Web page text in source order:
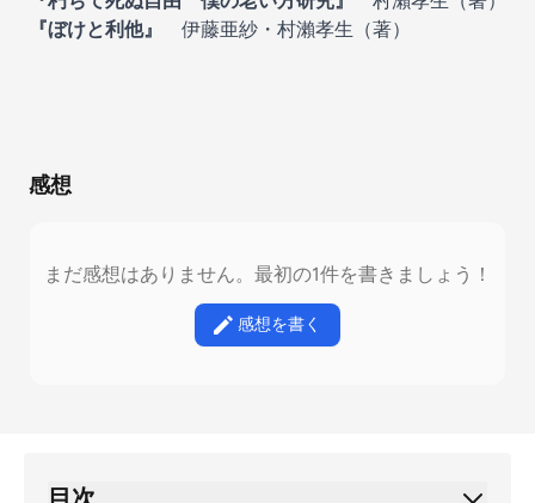
『ぼけと利他』
伊藤亜紗・村瀨孝生（著）
感想
まだ感想はありません。最初の1件を書きましょう！
感想を書く